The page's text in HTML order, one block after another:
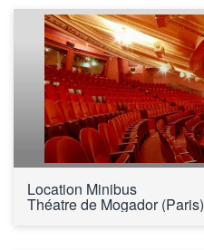
Location Minibus
Théatre de Mogador (Paris)